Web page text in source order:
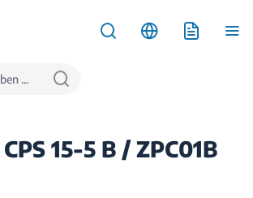
Garten
15-5 B / ZPC01B